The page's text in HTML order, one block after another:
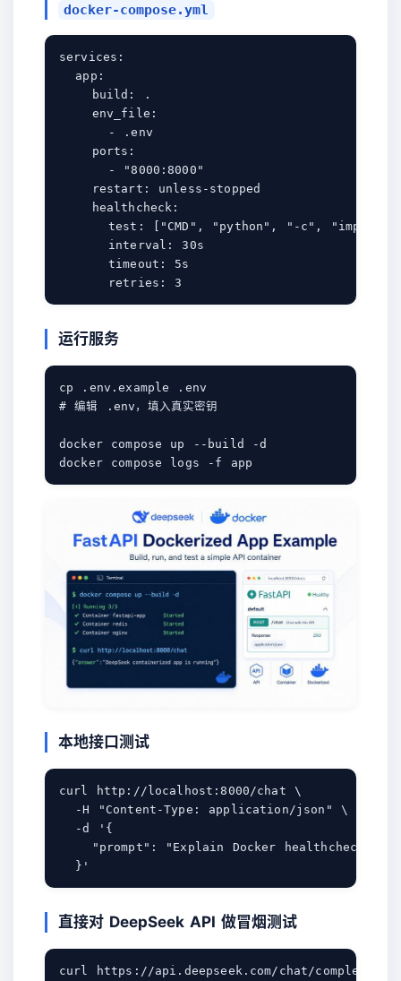
docker-compose.yml
services:
  app:
    build: .
    env_file:
      - .env
    ports:
      - "8000:8000"
    restart: unless-stopped
    healthcheck:
test: ["CMD", "python", "-c", "import
      interval: 30s
      timeout: 5s
运行服务
cp .env.example .env
# 编辑 .env，填入真实密钥
docker compose up --build -d
本地接口测试
curl http://localhost:8000/chat \
  -H "Content-Type: application/json" \
  -d '{
"prompt": "Explain Docker healthchecks in
直接对 DeepSeek API 做冒烟测试
curl https://api.deepseek.com/chat/